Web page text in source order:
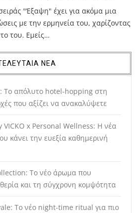
"Έξαψη" έχει για ακόμα μια
με την ερμηνεία του, χαρίζοντας
του. Εμείς…
ΝΕΑ
Το απόλυτο hotel-hopping στη
που αξίζει να ανακαλύψετε
x Personal Wellness: Η νέα
κάνει την ευεξία καθημερινή
Το νέο άρωμα που
και τη σύγχρονη κομψότητα
Το νέο night-time ritual για πιο